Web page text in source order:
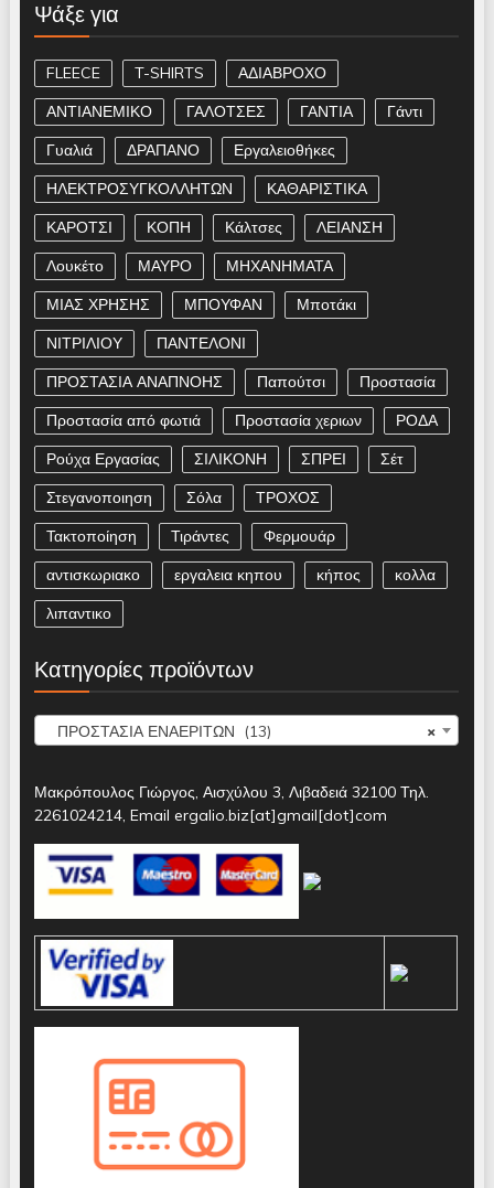
Ψάξε για
FLEECE T-SHIRTS
ΑΔΙΑΒΡΟΧΟ
ΑΝΤΙΑΝΕΜΙΚΟ
ΓΑΛΟΤΣΕΣ ΓΑΝΤΙΑ
Γάντι
Γυαλιά
ΔΡΑΠΑΝΟ
Εργαλειοθήκες
ΗΛΕΚΤΡΟΣΥΓΚΟΛΛΗΤΩΝ
ΚΑΘΑΡΙΣΤΙΚΑ
ΚΑΡΟΤΣΙ
ΚΟΠΗ Κάλτσες
ΛΕΙΑΝΣΗ
Λουκέτο
ΜΑΥΡΟ
ΜΗΧΑΝΗΜΑΤΑ
ΜΙΑΣ ΧΡΗΣΗΣ
ΜΠΟΥΦΑΝ
Μποτάκι
ΝΙΤΡΙΛΙΟΥ
ΠΑΝΤΕΛΟΝΙ
ΠΡΟΣΤΑΣΙΑ ΑΝΑΠΝΟΗΣ
Παπούτσι
Προστασία
Προστασία από φωτιά
Προστασία χεριων
ΡΟΔΑ
Ρούχα Εργασίας
ΣΙΛΙΚΟΝΗ ΣΠΡΕΙ
Σέτ
Στεγανοποιηση
Σόλα
ΤΡΟΧΟΣ
Τακτοποίηση
Τιράντες
Φερμουάρ
αντισκωριακο
εργαλεια κηπου κήπος
κολλα
λιπαντικο
Κατηγορίες προϊόντων
×
ΠΡΟΣΤΑΣΙΑ ΕΝΑΕΡΙΤΩΝ (13)
Μακρόπουλος Γιώργος, Αισχύλου 3, Λιβαδειά 32100 Τηλ.
2261024214, Email ergalio.biz[at]gmail[dot]com